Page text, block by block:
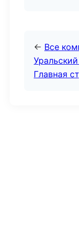
← Все
Главная